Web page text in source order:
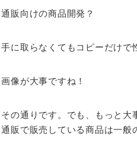
通販向けの商品開発？
手に取らなくてもコピーだけで
画像が大事ですね！
その通りです。でも、もっと大
通販で販売している商品は一般